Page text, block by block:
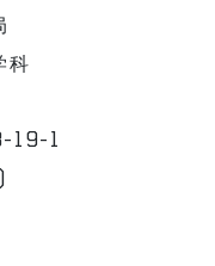
科
19-1